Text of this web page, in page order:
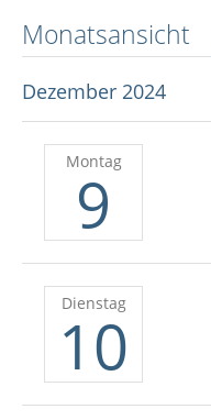
Monatsansicht
Dezember 2024
Montag
9
Dienstag
10